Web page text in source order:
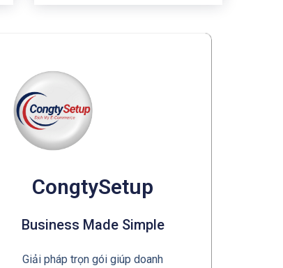
CongtySetup
Business Made Simple
Giải pháp trọn gói giúp doanh